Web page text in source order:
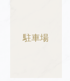
駐車場